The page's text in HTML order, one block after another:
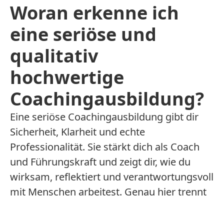
Woran erkenne ich
eine seriöse und
qualitativ
hochwertige
Coachingausbildung?
Eine seriöse Coachingausbildung gibt dir
Sicherheit, Klarheit und echte
Professionalität. Sie stärkt dich als Coach
und Führungskraft und zeigt dir, wie du
wirksam, reflektiert und verantwortungsvoll
mit Menschen arbeitest. Genau hier trennt